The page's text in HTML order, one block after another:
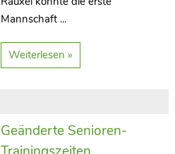
Mannschaft ...
Weiterlesen »
Geänderte Senioren-